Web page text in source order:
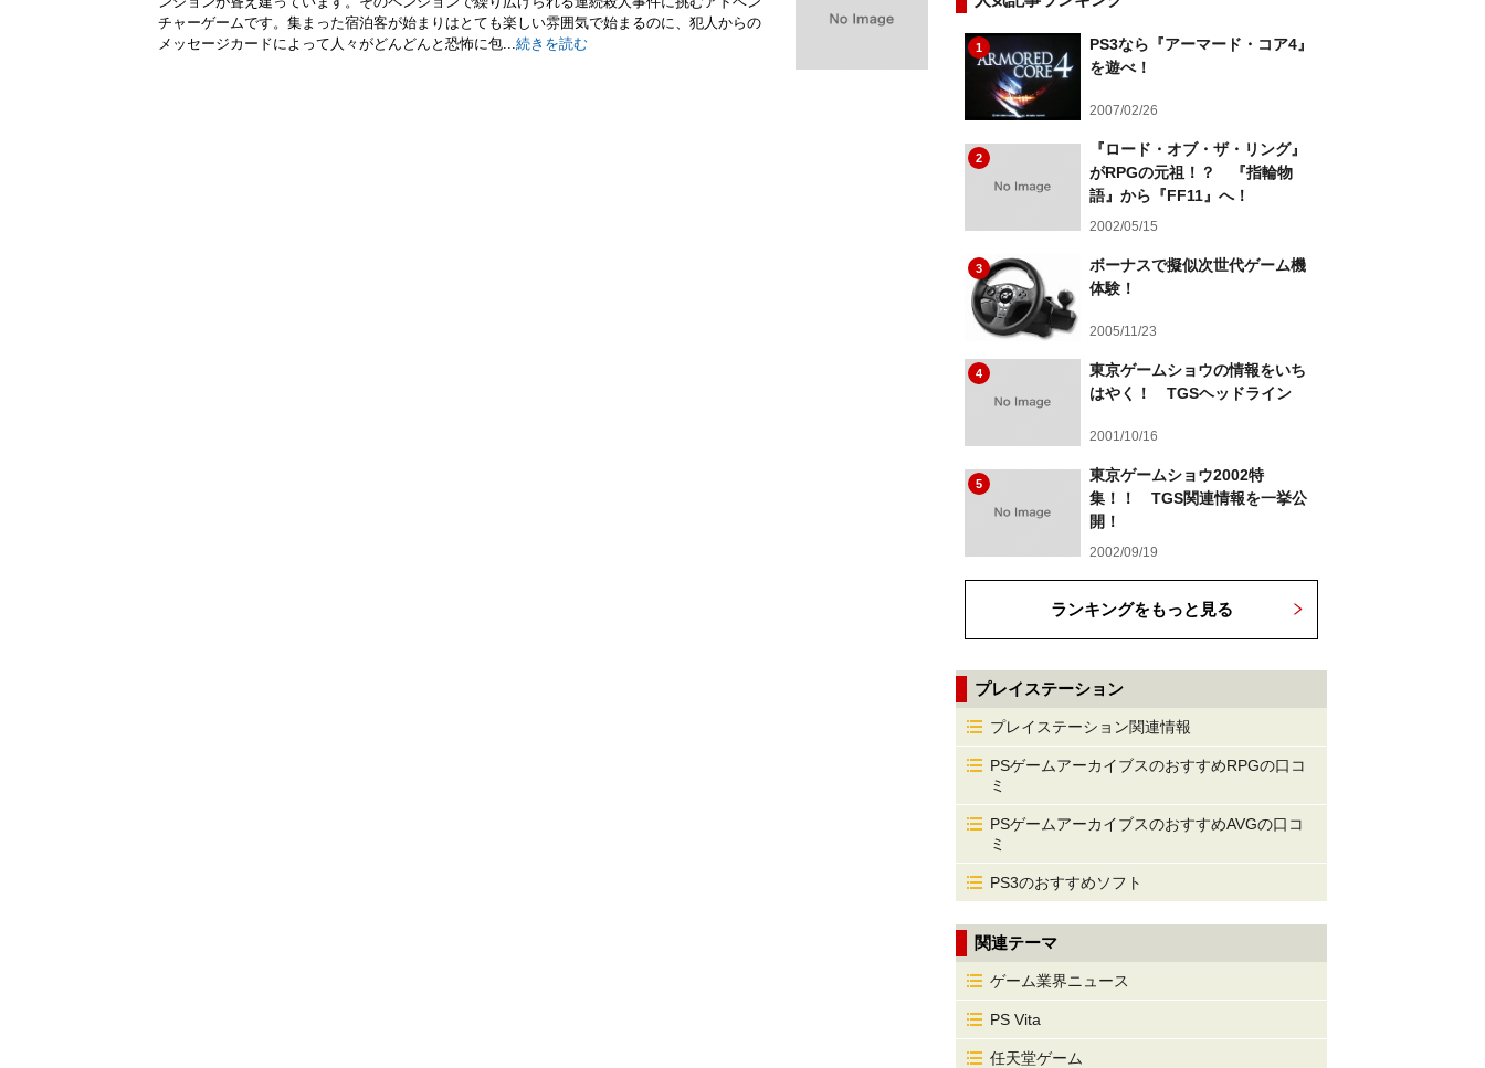
チャーゲームです。集まった宿泊客が始まりはとても楽しい雰囲気で始まるのに、犯人からの
メッセージカードによって人々がどんどんと恐怖に包...続きを読む 1
PS3なら『アーマード・コア4』
を遊べ！
2007/02/26
2
『ロード・オブ・ザ・リング』
がRPGの元祖！？ 『指輪物
語』から『FF11』へ！
2002/05/15
3
ボーナスで擬似次世代ゲーム機
体験！
2005/11/23
4
東京ゲームショウの情報をいち
はやく！ TGSヘッドライン
2001/10/16
5
東京ゲームショウ2002特
集！！ TGS関連情報を一挙公
開！
2002/09/19
ランキングをもっと見る
プレイステーション
プレイステーション関連情報
PSゲームアーカイブスのおすすめRPGの口コ
ミ
PSゲームアーカイブスのおすすめAVGの口コ
ミ
PS3のおすすめソフト
関連テーマ
ゲーム業界ニュース
PS Vita
任天堂ゲーム